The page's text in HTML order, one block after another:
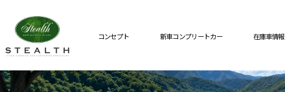
コンセプト 新車コンプリートカー 在庫車情報